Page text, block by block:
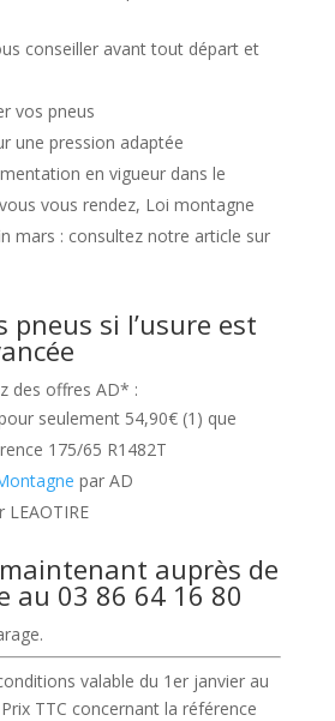
conseiller avant tout départ et
vos pneus
une pression adaptée
en vigueur dans le
vous rendez, Loi montagne
mars : consultez notre article sur
pneus si l’usure est
des offres AD* :
seulement 54,90€ (1) que
175/65 R1482T
par AD
LEAOTIRE
maintenant auprès de
au 03 86 64 16 80
valable du 1er janvier au
TTC concernant la référence